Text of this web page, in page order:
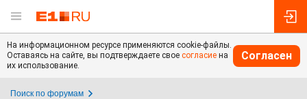
На информационном ресурсе применяются cookie-файлы.
Оставаясь на сайте, вы подтверждаете свое согласие на
их использование.
Согласен
Поиск по форумам